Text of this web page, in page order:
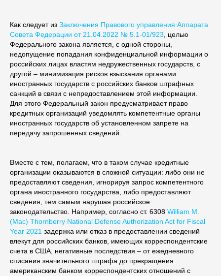
Как следует из Заключения Правового управления Аппарата
Совета Федерации от 21.04.2022 № 5.1-01/923 , целью
Федерального закона является, с одной стороны,
недопущение попадания конфиденциальной информации о
российских лицах властям недружественных государств, с
другой – минимизация рисков взыскания органами
иностранных государств с российских банков штрафных
санкций в связи с непредоставлением этой информации.
Для этого Федеральный закон предусматривает право
кредитных организаций уведомлять компетентные органы
иностранных государств об установленном запрете на
передачу запрошенных сведений.
Вместе с тем, полагаем, что в таком случае кредитные
организации оказываются в сложной ситуации: либо они не
предоставляют сведения, игнорируя запрос компетентного
органа иностранного государства, либо предоставляют
сведения, тем самым нарушая российское
законодательство. Например, согласно ст. 6308 William M.
(Mac) Thornberry National Defense Authorization Act for Fiscal
Year 2021 задержка или отказ в предоставлении сведений
влекут для российских банков, имеющих корреспондентские
счета в США, негативные последствия – от ежедневного
списания значительного штрафа до прекращения
американским банком корреспондентских отношений с